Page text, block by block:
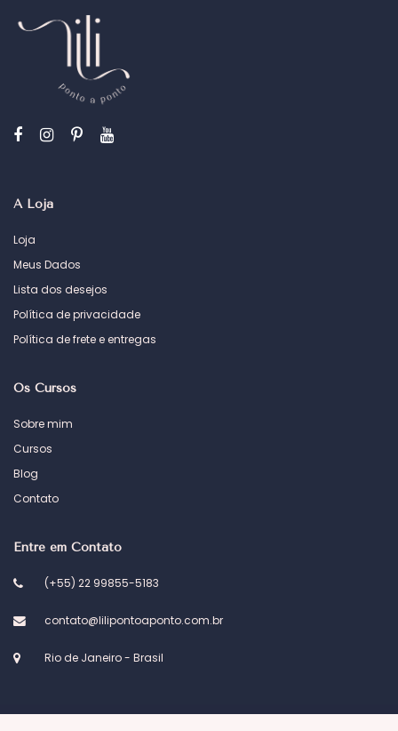
A Loja
Loja
Meus Dados
Lista dos desejos
Política de privacidade
Política de frete e entregas
Os Cursos
Sobre mim
Cursos
Blog
Contato
Entre em Contato
(+55) 22 99855-5183
contato@lilipontoaponto.com.br
Rio de Janeiro - Brasil